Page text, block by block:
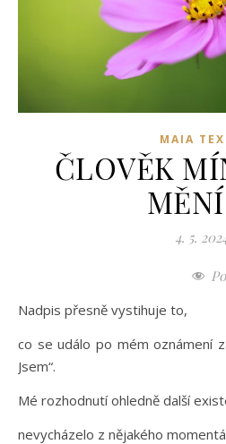
MAIA
ČLOVĚK
4. 5.
Nadpis přesně vystihuje to,
co se událo po mém oznámení
Jsem“.
Mé rozhodnutí ohledně další
nevycházelo z nějakého